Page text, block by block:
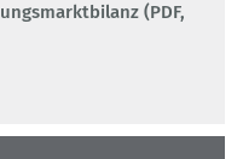
(PDF,